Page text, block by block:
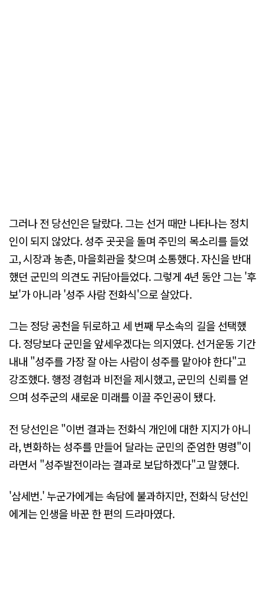
그러나 전 당선인은 달랐다. 그는 선거 때만 나타나는 정치
인이 되지 않았다. 성주 곳곳을 돌며 주민의 목소리를 들었
고, 시장과 농촌, 마을회관을 찾으며 소통했다. 자신을 반대
했던 군민의 의견도 귀담아들었다. 그렇게 4년 동안 그는 '후
보'가 아니라 '성주 사람 전화식'으로 살았다.
그는 정당 공천을 뒤로하고 세 번째 무소속의 길을 선택했
다. 정당보다 군민을 앞세우겠다는 의지였다. 선거운동 기간
내내 "성주를 가장 잘 아는 사람이 성주를 맡아야 한다"고
강조했다. 행정 경험과 비전을 제시했고, 군민의 신뢰를 얻
으며 성주군의 새로운 미래를 이끌 주인공이 됐다.
전 당선인은 "이번 결과는 전화식 개인에 대한 지지가 아니
라, 변화하는 성주를 만들어 달라는 군민의 준엄한 명령"이
라면서 "성주발전이라는 결과로 보답하겠다"고 말했다.
'삼세번.' 누군가에게는 속담에 불과하지만, 전화식 당선인
에게는 인생을 바꾼 한 편의 드라마였다.